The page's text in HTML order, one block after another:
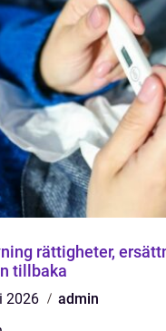
ersättning
tillbaka
2026
admin